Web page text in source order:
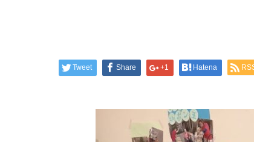
Tweet Share +1 Hatena